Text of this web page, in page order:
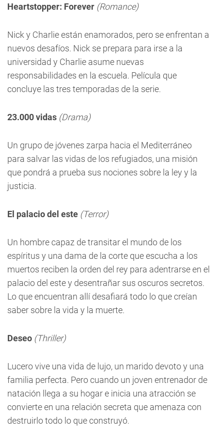
Heartstopper: Forever (Romance)
Nick y Charlie están enamorados, pero se enfrentan a
nuevos desafíos. Nick se prepara para irse a la
universidad y Charlie asume nuevas
responsabilidades en la escuela. Película que
concluye las tres temporadas de la serie.
23.000 vidas (Drama)
Un grupo de jóvenes zarpa hacia el Mediterráneo
para salvar las vidas de los refugiados, una misión
que pondrá a prueba sus nociones sobre la ley y la
justicia.
El palacio del este (Terror)
Un hombre capaz de transitar el mundo de los
espíritus y una dama de la corte que escucha a los
muertos reciben la orden del rey para adentrarse en el
palacio del este y desentrañar sus oscuros secretos.
Lo que encuentran allí desafiará todo lo que creían
saber sobre la vida y la muerte.
Deseo (Thriller)
Lucero vive una vida de lujo, un marido devoto y una
familia perfecta. Pero cuando un joven entrenador de
natación llega a su hogar e inicia una atracción se
convierte en una relación secreta que amenaza con
destruirlo todo lo que construyó.